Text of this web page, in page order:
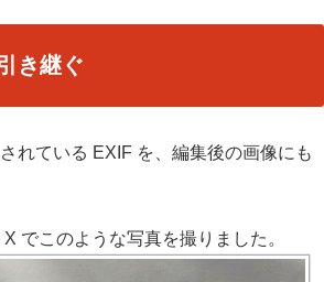
き継ぐ
れている EXIF を、編集後の画像にも
でこのような写真を撮りました。